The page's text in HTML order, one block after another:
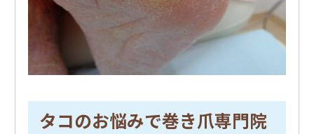
タコのお悩みで巻き爪専門院